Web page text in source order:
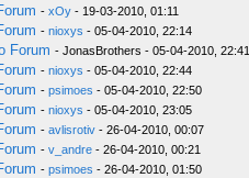
- xOy - 19-03-2010, 01:11
- nioxys - 05-04-2010, 22:14
Forum - JonasBrothers - 05-04-2010, 22:41
- nioxys - 05-04-2010, 22:44
- psimoes - 05-04-2010, 22:50
- nioxys - 05-04-2010, 23:05
- avlisrotiv - 26-04-2010, 00:07
- v_andre - 26-04-2010, 00:21
- psimoes - 26-04-2010, 01:50